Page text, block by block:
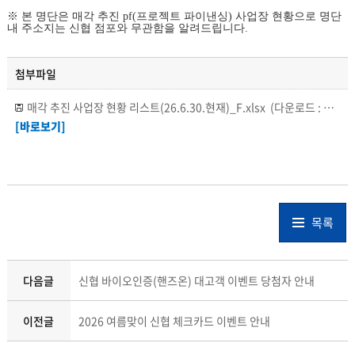
※ 본 명단은 매각 추진 pf(프로젝트 파이낸싱) 사업장 현황으로 명단
내 주소지는 신협 점포와 무관함을 알려드립니다.
첨부파일
매각 추진 사업장 현황 리스트(26.6.30.현재)_F.xlsx (다운로드 : 278회)
[바로보기]
목록
다음글 신협 바이오인증(핸즈온) 대고객 이벤트 당첨자 안내
이전글 2026 여름맞이 신협 체크카드 이벤트 안내